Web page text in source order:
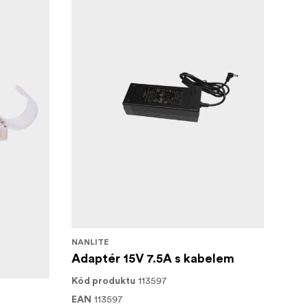
které
15 V /
NANLITE
Adaptér 15V 7.5A s kabelem
Kód produktu 113597
EAN 113597